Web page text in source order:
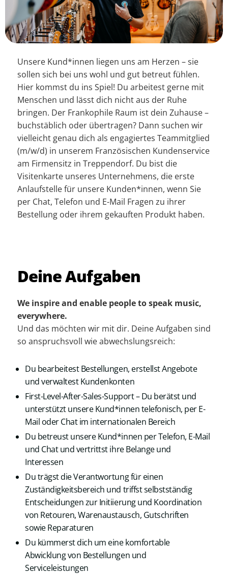
Unsere Kund*innen liegen uns am Herzen – sie
sollen sich bei uns wohl und gut betreut fühlen.
Hier kommst du ins Spiel! Du arbeitest gerne mit
Menschen und lässt dich nicht aus der Ruhe
bringen. Der Frankophile Raum ist dein Zuhause –
buchstäblich oder übertragen? Dann suchen wir
vielleicht genau dich als engagiertes Teammitglied
(m/w/d) in unserem Französischen Kundenservice
am Firmensitz in Treppendorf. Du bist die
Visitenkarte unseres Unternehmens, die erste
Anlaufstelle für unsere Kunden*innen, wenn Sie
per Chat, Telefon und E-Mail Fragen zu ihrer
Bestellung oder ihrem gekauften Produkt haben.
Deine Aufgaben
We inspire and enable people to speak music,
everywhere.
Und das möchten wir mit dir. Deine Aufgaben sind
so anspruchs­voll wie abwechs­lungsreich:
Du bearbeitest Bestellungen, erstellst Angebote
und verwaltest Kundenkonten
First-Level-After-Sales-Support – Du berätst und
unterstützt unsere Kund*innen telefonisch, per E-
Mail oder Chat im internationalen Bereich
Du betreust unsere Kund*innen per Telefon, E-Mail
und Chat und vertrittst ihre Belange und
Interessen
Du trägst die Verantwortung für einen
Zuständigkeitsbereich und triffst selbstständig
Entscheidungen zur Initiierung und Koordination
von Retouren, Warenaustausch, Gutschriften
sowie Reparaturen
Du kümmerst dich um eine komfortable
Abwicklung von Bestellungen und
Serviceleistungen